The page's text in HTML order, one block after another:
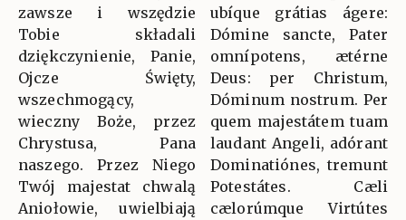
zawsze i wszędzie
Tobie składali
dziękczynienie, Panie,
Ojcze Święty,
wszechmogący,
wieczny Boże, przez
Chrystusa, Pana
naszego. Przez Niego
Twój majestat chwalą
Aniołowie, uwielbiają
ubíque grátias ágere:
Dómine sancte, Pater
omnípotens, ætérne
Deus: per Christum,
Dóminum nostrum. Per
quem majestátem tuam
laudant Angeli, adórant
Dominatiónes, tremunt
Potestátes. Cæli
cælorúmque Virtútes